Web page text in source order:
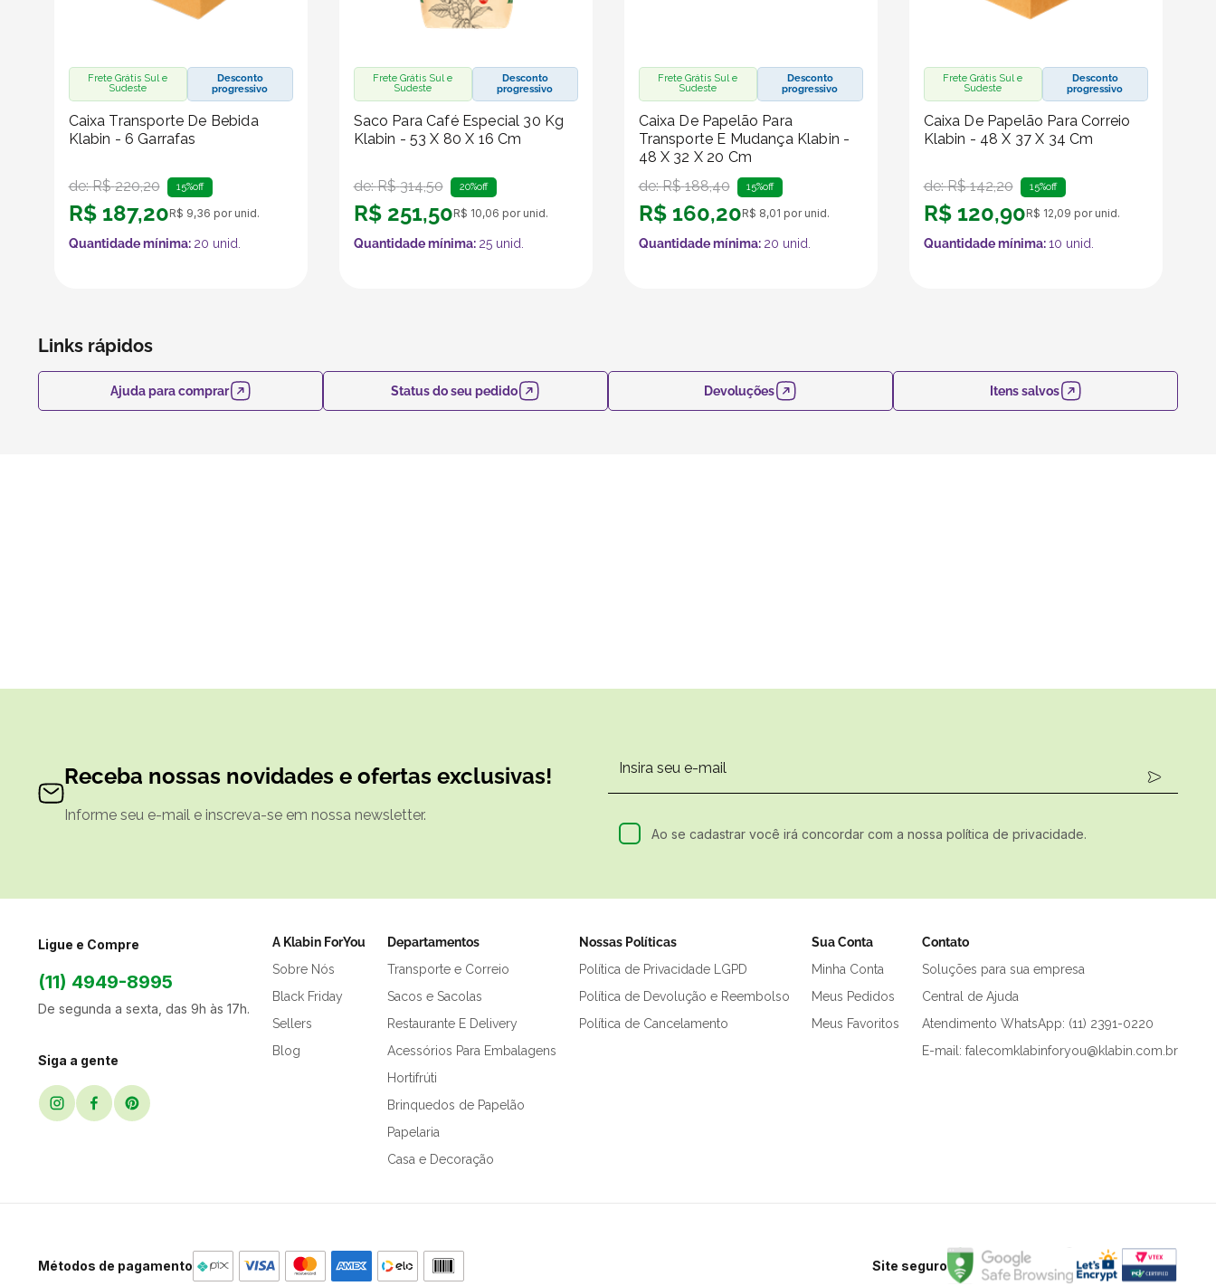
Frete Grátis Sul e
Sudeste
Desconto
progressivo
Caixa Transporte De Bebida
Klabin - 6 Garrafas
de:R$ 220,20 15%off
R$ 187,20R$ 9,36 por unid.
Quantidade mínima: 20 unid.
Frete Grátis Sul e
Sudeste
Desconto
progressivo
Saco Para Café Especial 30 Kg
Klabin - 53 X 80 X 16 Cm
de:R$ 314,50 20%off
R$ 251,50R$ 10,06 por unid.
Quantidade mínima: 25unid.
Frete Grátis Sul e
Sudeste
Desconto
progressivo
Caixa De Papelão Para
Transporte E Mudança Klabin -
48 X 32 X 20 Cm
de:R$ 188,40 15%off
R$ 160,20R$ 8,01 por unid.
Quantidade mínima: 20 unid.
Frete Grátis Sul e
Sudeste
Desconto
progressivo
Caixa De Papelão Para Correio
Klabin - 48 X 37 X 34 Cm
de:R$ 142,20 15%off
R$ 120,90R$ 12,09 por unid.
Quantidade mínima:10 unid.
Links rápidos
Ajuda para comprar Status do seu pedido Devoluções Itens salvos
Receba nossas novidades e ofertas exclusivas!
Informe seu e-mail e inscreva-se em nossa newsletter.
Ao se cadastrar você irá concordar com a nossa política de privacidade.
Ligue e Compre
(11) 4949-8995
De segunda a sexta, das 9h às 17h.
Siga a gente
A Klabin ForYou
Sobre Nós
Black Friday
Sellers
Blog
Departamentos
Transporte e Correio
Sacos e Sacolas
Restaurante E Delivery
Acessórios Para Embalagens
Hortifrúti
Brinquedos de Papelão
Papelaria
Casa e Decoração
Nossas Políticas
Política de Privacidade LGPD
Política de Devolução e Reembolso
Política de Cancelamento
Sua Conta
Minha Conta
Meus Pedidos
Meus Favoritos
Contato
Soluções para sua empresa
Central de Ajuda
Atendimento WhatsApp: (11) 2391-0220
E-mail: falecomklabinforyou@klabin.com.br
Métodos de pagamento Site seguro